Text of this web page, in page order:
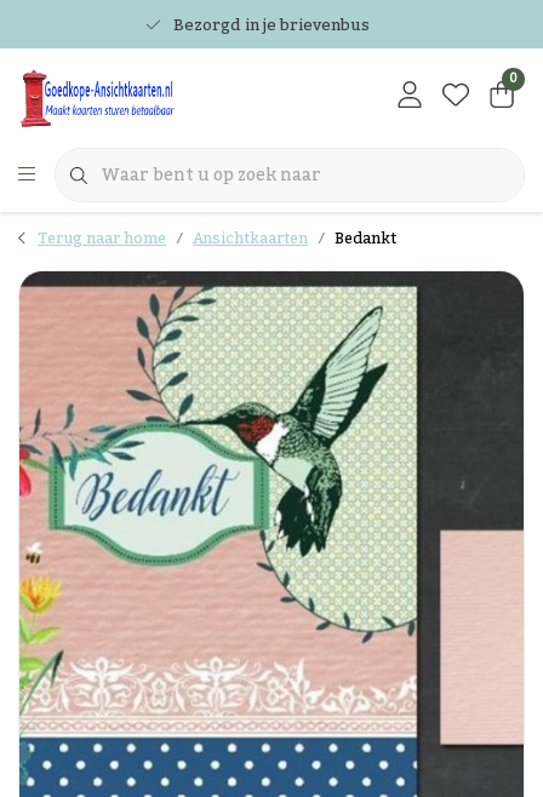
Bezorgd in je brievenbus
0
Terug naar home Ansichtkaarten Bedankt